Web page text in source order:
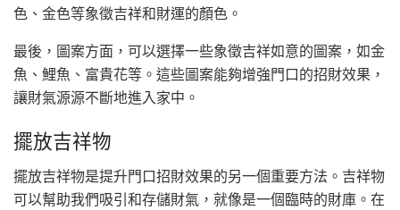
色、金色等象徵吉祥和財運的顏色。
最後，圖案方面，可以選擇一些象徵吉祥如意的圖案，如金
魚、鯉魚、富貴花等。這些圖案能夠增強門口的招財效果，
讓財氣源源不斷地進入家中。
擺放吉祥物
擺放吉祥物是提升門口招財效果的另一個重要方法。吉祥物
可以幫助我們吸引和存儲財氣，就像是一個臨時的財庫。在